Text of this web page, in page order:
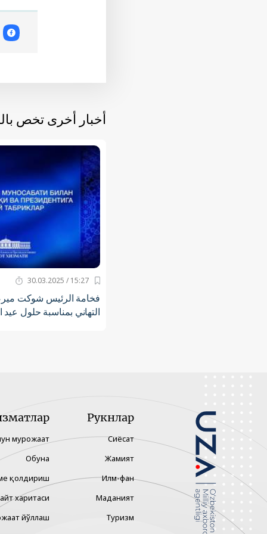
أخبار أخرى تخص
15:27 / 30.03.2025
فخامة الرئيس شوكت
التهاني بمناسبة حلول عيد
Рукнлар
Сиёсат
Жамият
Илм-фан
Маданият
Туризм
мурожаат
Обуна
қолдириш
харитаси
йўллаш